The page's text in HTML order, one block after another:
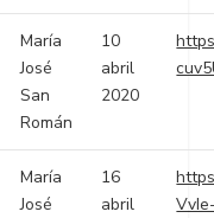
María
José
San
Román
10
abril
2020
María
José
16
abril